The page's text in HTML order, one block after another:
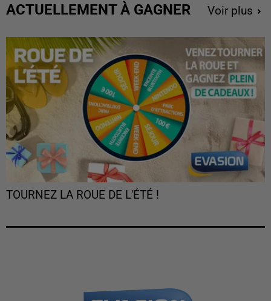
ACTUELLEMENT À GAGNER Voir plus
TOURNEZ LA ROUE DE L'ÉTÉ !